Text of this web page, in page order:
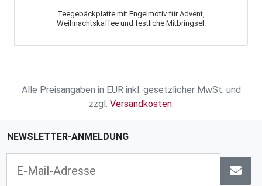
Teegebäckplatte mit Engelmotiv für Advent,
Weihnachtskaffee und festliche Mitbringsel.
Alle Preisangaben in EUR inkl. gesetzlicher MwSt. und
zzgl. Versandkosten.
NEWSLETTER-ANMELDUNG